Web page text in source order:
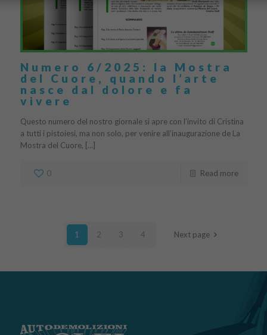
Numero 6/2025: la Mostra
del Cuore, quando l’arte
nasce dal dolore e fa
vivere
Questo numero del nostro giornale si apre con l’invito di Cristina
a tutti i pistoiesi, ma non solo, per venire all’inaugurazione de La
Mostra del Cuore, […]
0 Read more
1 2 3 4 Next page